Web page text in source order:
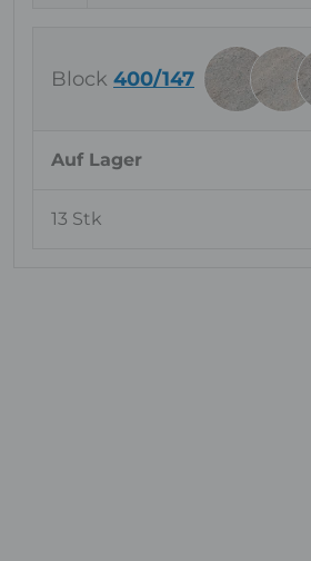
Block 400/147
Auf Lager
13 Stk